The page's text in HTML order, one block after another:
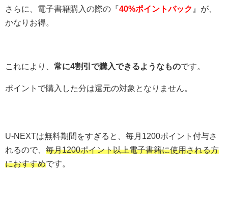
さらに、電子書籍購入の際の『40%ポイントバック 』が、
かなりお得。
これにより、 常に4割引で購入できるようなものです。
ポイントで購入した分は還元の対象となりません。
U-NEXTは無料期間をすぎると、毎月1200ポイント付与さ
れるので、 毎月1200ポイント以上電子書籍に使用される方
におすすめです。